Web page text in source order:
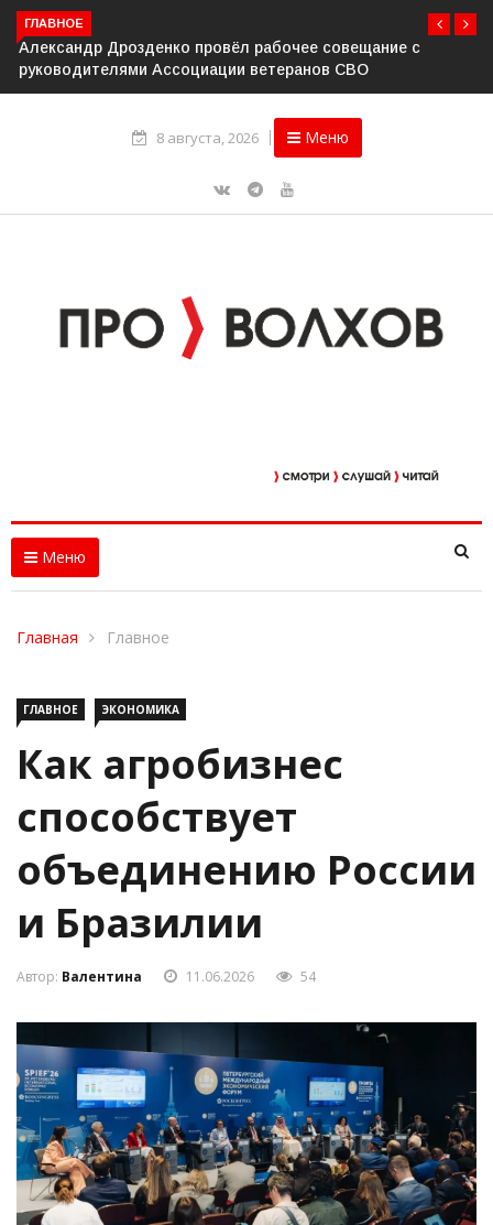
ГЛАВНОЕ
Александр Дрозденко провёл рабочее совещание с
руководителями Ассоциации ветеранов СВО
8 августа, 2026 Меню
Меню
Главная Главное
ГЛАВНОЕ ЭКОНОМИКА
Как агробизнес
способствует
объединению России
и Бразилии
Автор: Валентина 11.06.2026 54